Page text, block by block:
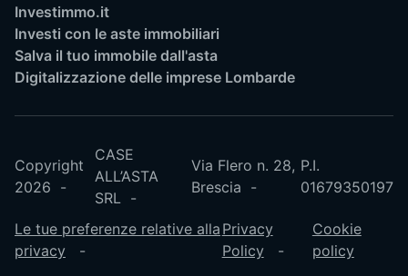
Investimmo.it
Investi con le aste immobiliari
Salva il tuo immobile dall'asta
Digitalizzazione delle imprese Lombarde
Copyright
2026
CASE
ALL’ASTA
SRL
Via Flero n. 28,
Brescia
P.I.
01679350197
Le tue preferenze relative alla
privacy
Privacy
Policy
Cookie
policy